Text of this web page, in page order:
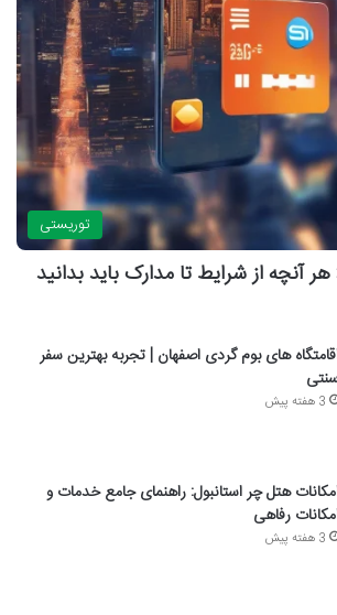
توریستی
آنچه از شرایط تا مدارک باید بدانید
های بوم گردی اصفهان | تجربه بهترین سفر
3 هفته پیش
هتل چر استانبول: راهنمای جامع خدمات و
رفاهی
3 هفته پیش